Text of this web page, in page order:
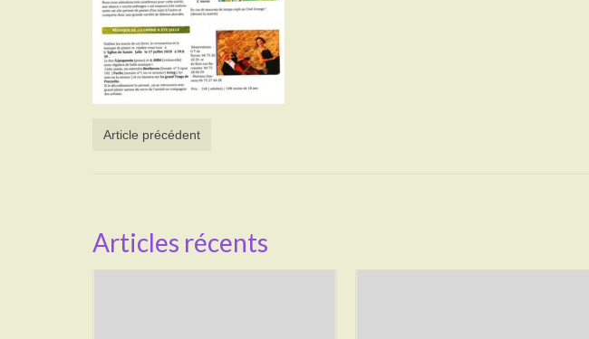
Article précédent
Articles récents